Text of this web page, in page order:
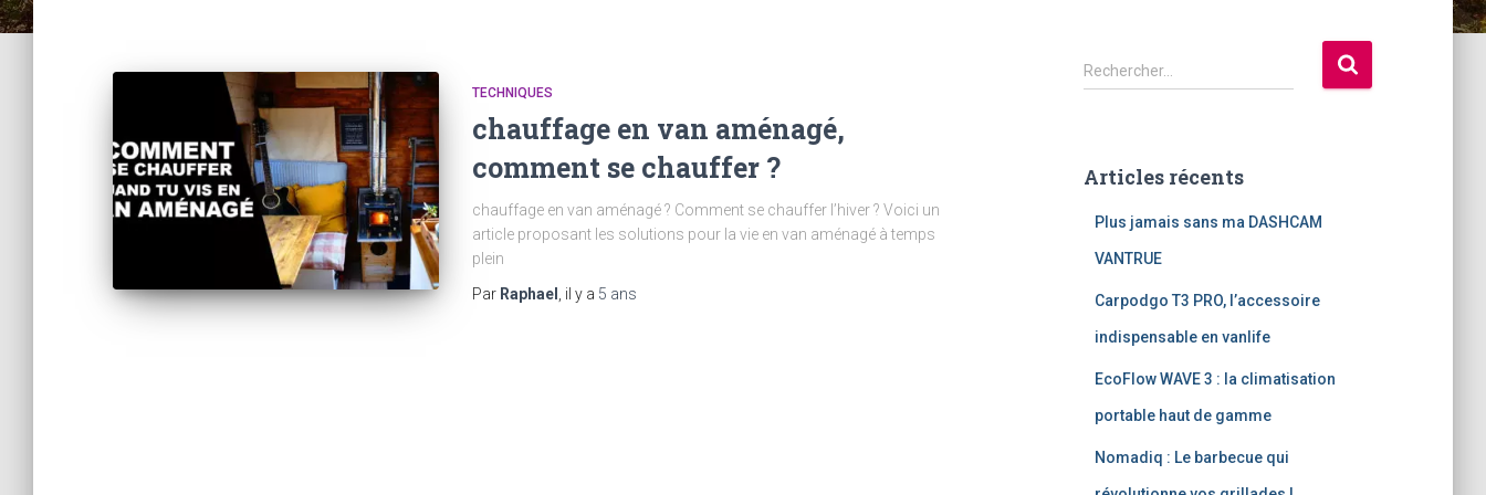
TECHNIQUES
chauffage en van aménagé,
comment se chauffer ?
chauffage en van aménagé ? Comment se chauffer l’hiver ? Voici un
article proposant les solutions pour la vie en van aménagé à temps
plein
Par Raphael , il y a 5 ans
R
e
r
Rechercher…
Articles récents
Plus jamais sans ma DASHCAM
VANTRUE
Carpodgo T3 PRO, l’accessoire
indispensable en vanlife
EcoFlow WAVE 3 : la climatisation
portable haut de gamme
Nomadiq : Le barbecue qui